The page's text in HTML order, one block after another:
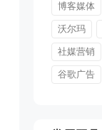
博客媒体
沃尔玛
社媒营销
谷歌广告